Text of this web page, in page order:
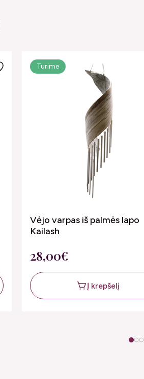
Turime
Vėjo varpas iš palmės lapo
Kailash
28,00€
Į krepšelį
1 2 3